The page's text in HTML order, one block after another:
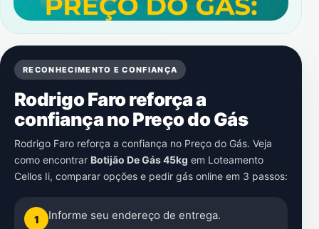
RECONHECIMENTO E CONFIANÇA
Rodrigo Faro reforça a
confiança no Preço do Gás
Rodrigo Faro reforça a confiança no Preço do Gás. Veja
como encontrar Botijão De Gás 45kg em Loteamento
Cellos Ii, comparar opções e pedir gás online em 3 passos:
1 Informe seu endereço de entrega.